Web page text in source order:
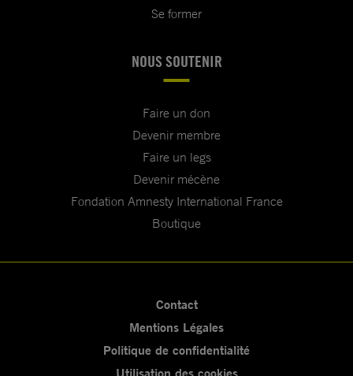
Se former
NOUS SOUTENIR
Faire un don
Devenir membre
Faire un legs
Devenir mécène
Fondation Amnesty International France
Boutique
Contact
Mentions Légales
Politique de confidentialité
Utilisation des cookies